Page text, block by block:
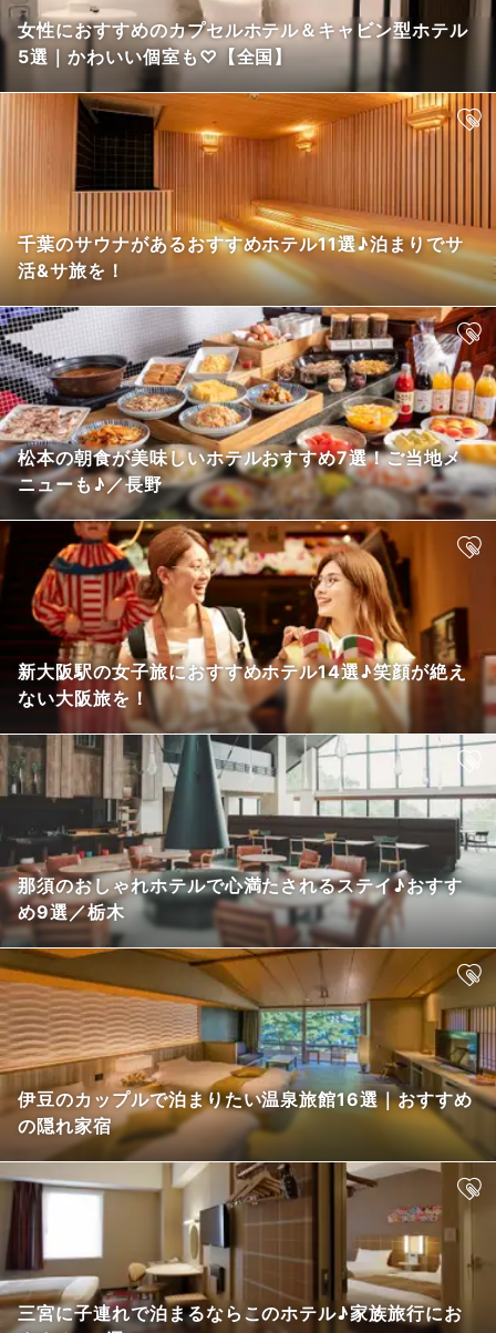
女性におすすめのカプセルホテル＆キャビン型ホテル
5選｜かわいい個室も♡【全国】
千葉のサウナがあるおすすめホテル11選♪泊まりでサ
活&サ旅を！
松本の朝食が美味しいホテルおすすめ7選！ご当地メ
ニューも♪／長野
新大阪駅の女子旅におすすめホテル14選♪笑顔が絶え
ない大阪旅を！
那須のおしゃれホテルで心満たされるステイ♪おすす
め9選／栃木
伊豆のカップルで泊まりたい温泉旅館16選｜おすすめ
の隠れ家宿
三宮に子連れで泊まるならこのホテル♪家族旅行にお